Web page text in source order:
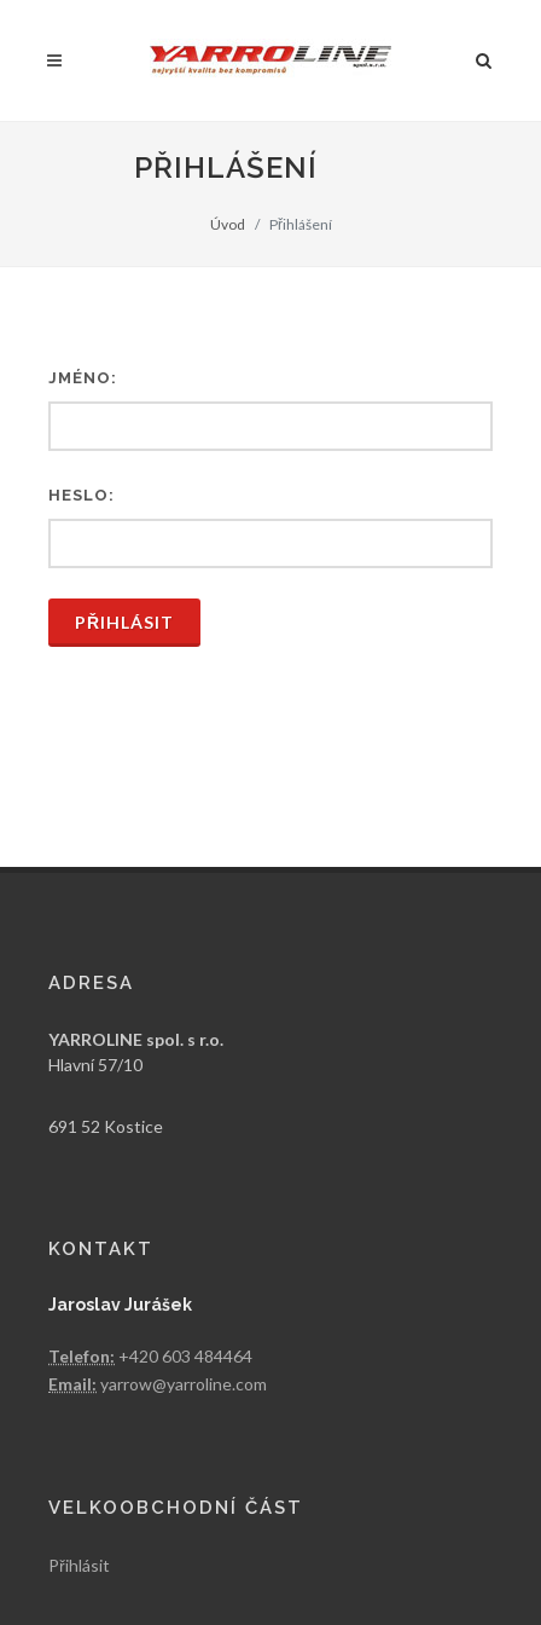
PŘIHLÁŠENÍ
Úvod Přihlášení
JMÉNO:
HESLO:
PŘIHLÁSIT
ADRESA
YARROLINE spol. s r.o.
Hlavní 57/10
691 52 Kostice
KONTAKT
Jaroslav Jurášek
Telefon: +420 603 484464
Email: yarrow@yarroline.com
VELKOOBCHODNÍ ČÁST
Přihlásit